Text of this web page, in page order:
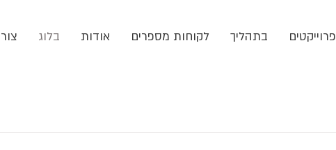
פרוייקטים בתהליך לקוחות מספרים אודות בלוג